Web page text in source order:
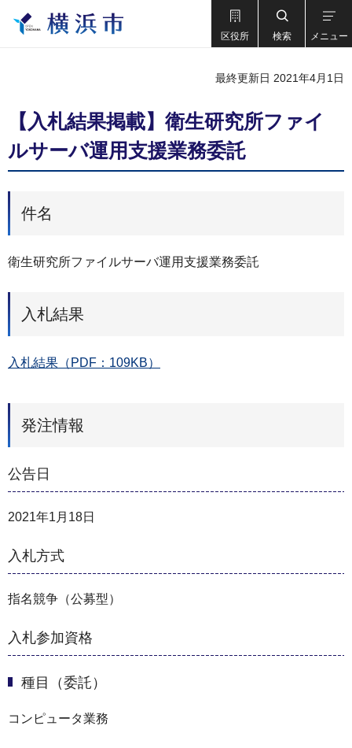
区役所 検索 メニュー
最終更新日 2021年4月1日
【入札結果掲載】衛生研究所ファイ
ルサーバ運用支援業務委託
件名
衛⽣研究所ファイルサーバ運⽤⽀援業務委託
入札結果
入札結果（PDF：109KB）
発注情報
公告日
2021年1月18日
入札方式
指名競争（公募型）
入札参加資格
種目（委託）
コンピュータ業務